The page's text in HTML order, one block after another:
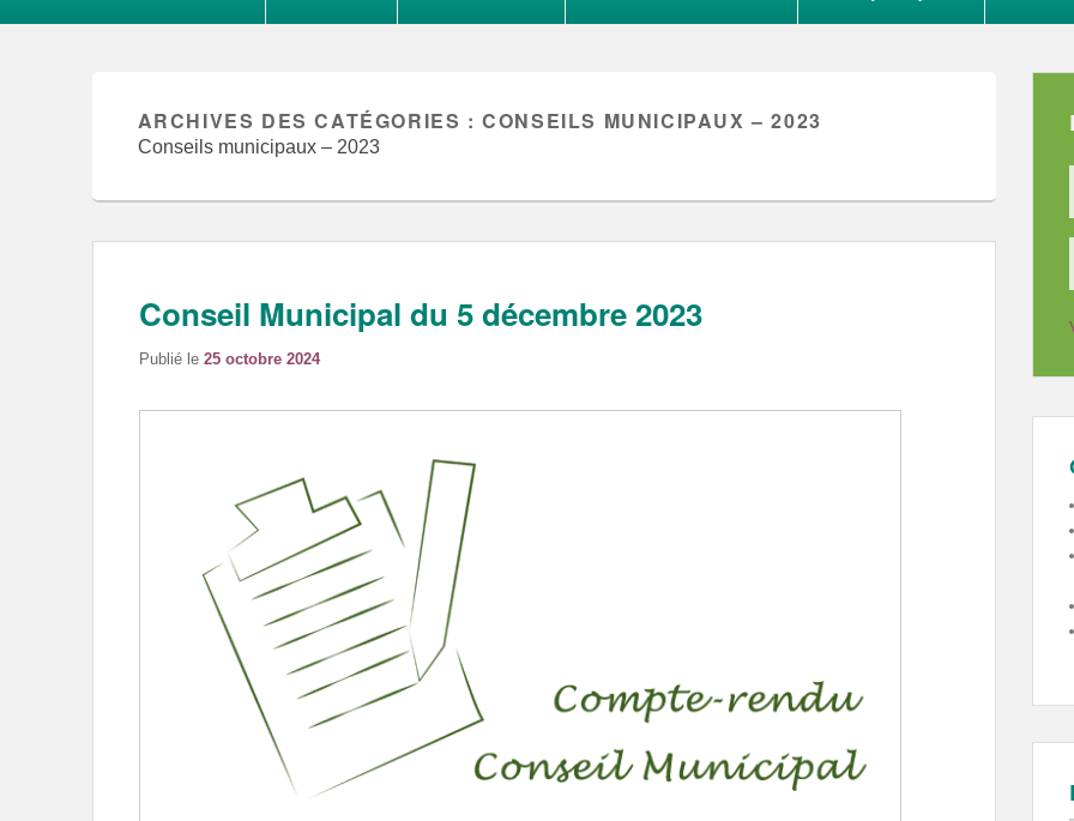
ARCHIVES DES CATÉGORIES :CONSEILS MUNICIPAUX – 2023
Conseils municipaux – 2023
Conseil Municipal du 5 décembre 2023
Publié le 25 octobre 2024